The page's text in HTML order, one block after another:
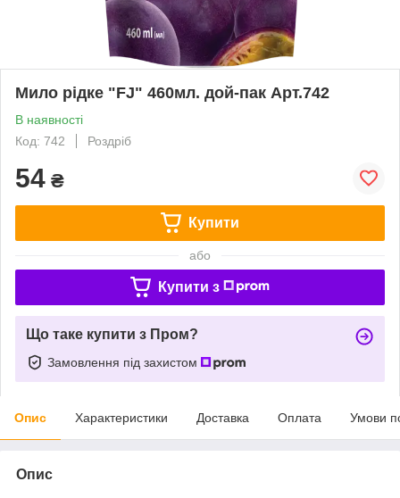
Мило рідке "FJ" 460мл. дой-пак Арт.742
В наявності
Код: 742
Роздріб
54 ₴
Купити
або
Купити з
Що таке купити з Пром?
Замовлення під захистом
Опис Характеристики Доставка Оплата Умови
Опис